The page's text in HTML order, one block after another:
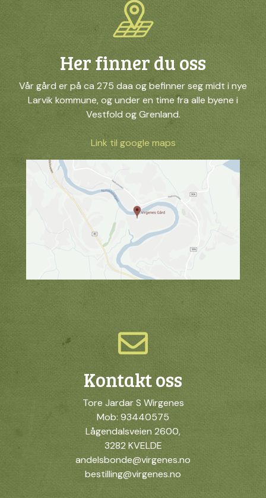
Her finner du oss
Vår gård er på ca 275 daa og befinner seg midt i nye
Larvik kommune, og under en time fra alle byene i
Vestfold og Grenland.
Link til google maps
Kontakt oss
Tore Jardar S Wirgenes
Mob: 93440575
Lågendalsveien 2600,
3282 KVELDE
andelsbonde@virgenes.no
bestilling@virgenes.no